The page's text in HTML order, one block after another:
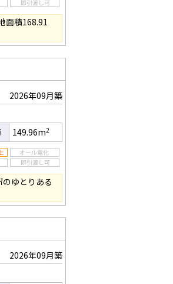
面積168.91
2026年09月築
149.96m2
ゆとりある
2026年09月築